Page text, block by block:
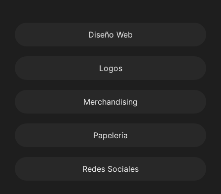
Diseño Web
Logos
Merchandising
Papelería
Redes Sociales